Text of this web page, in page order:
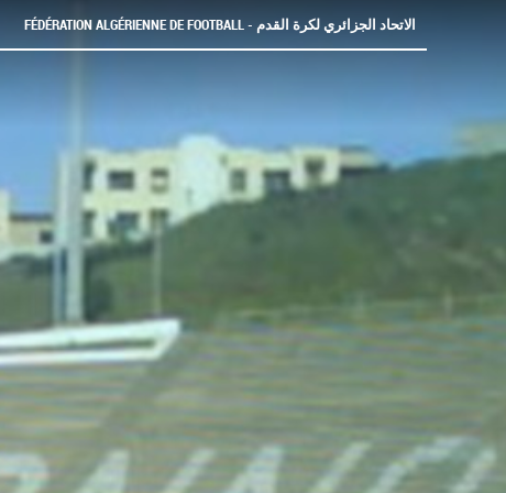
FÉDÉRATION ALGÉRIENNE DE FOOTBALL - الاتحاد الجزائري لكرة القدم